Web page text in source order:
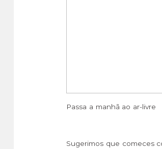
Passa a manhã ao ar-livre
Sugerimos que comeces